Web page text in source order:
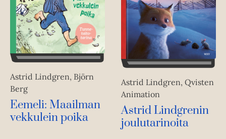
Astrid Lindgren, Björn
Berg
Eemeli: Maailman
vekkulein poika
Astrid Lindgren, Qvisten
Animation
Astrid Lindgrenin
joulutarinoita